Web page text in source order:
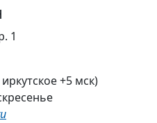
1
+5 мск)